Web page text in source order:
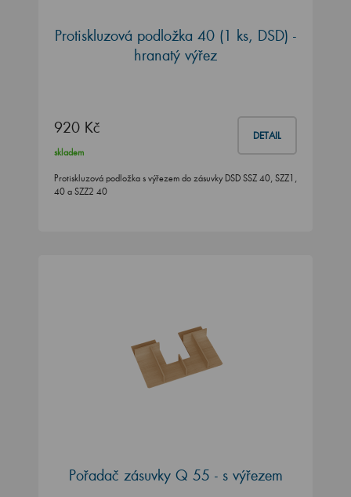
Protiskluzová podložka 40 (1 ks, DSD) -
hranatý výřez
920 Kč DETAIL
skladem
Protiskluzová podložka s výřezem do zásuvky DSD SSZ 40, SZZ1,
40 a SZZ2 40
Pořadač zásuvky Q 55 - s výřezem